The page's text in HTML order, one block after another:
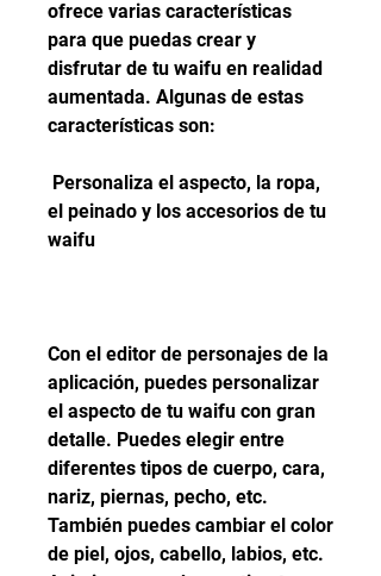
ofrece varias características
para que puedas crear y
disfrutar de tu waifu en realidad
aumentada. Algunas de estas
características son:
el peinado y los accesorios de tu
waifu
Con el editor de personajes de la
aplicación, puedes personalizar
el aspecto de tu waifu con gran
detalle. Puedes elegir entre
diferentes tipos de cuerpo, cara,
nariz, piernas, pecho, etc.
También puedes cambiar el color
de piel, ojos, cabello, labios, etc.